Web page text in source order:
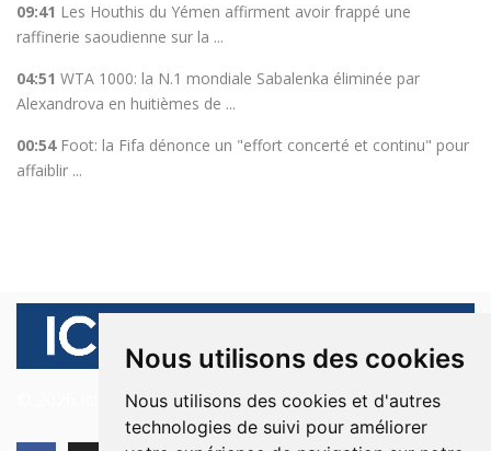
Nous utilisons des cookies
Nous utilisons des cookies et d'autres
technologies de suivi pour améliorer
09:41 Les Houthis du Yémen affirment avoir frappé une
raffinerie saoudienne sur la ...
04:51 WTA 1000: la N.1 mondiale Sabalenka éliminée par
Alexandrova en huitièmes de ...
00:54 Foot: la Fifa dénonce un "effort concerté et continu" pour
affaiblir ...
© 2026 Ici Beyrouth. Tous les droits sont réservés.